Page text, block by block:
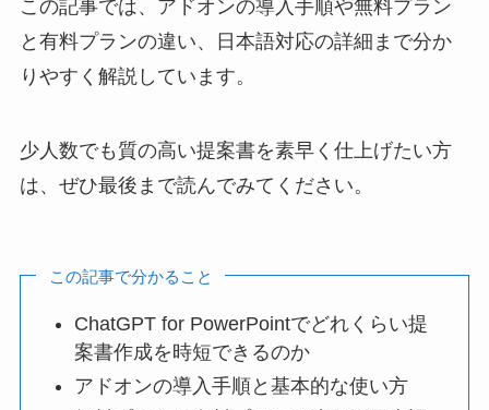
この記事では、アドオンの導入手順や無料プラン
と有料プランの違い、日本語対応の詳細まで分か
りやすく解説しています。
少人数でも質の高い提案書を素早く仕上げたい方
は、ぜひ最後まで読んでみてください。
この記事で分かること
ChatGPT for PowerPointでどれくらい提
案書作成を時短できるのか
アドオンの導入手順と基本的な使い方